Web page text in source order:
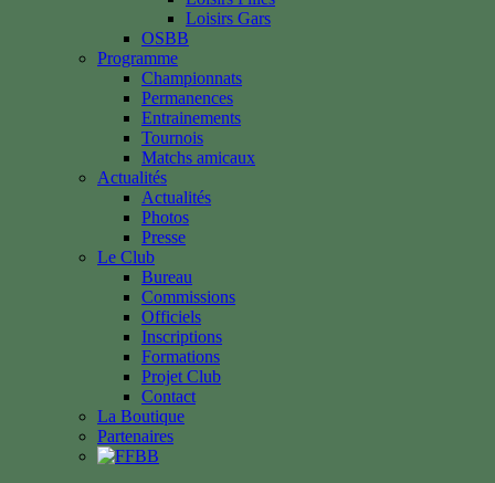
Loisirs Gars
OSBB
Programme
Championnats
Permanences
Entrainements
Tournois
Matchs amicaux
Actualités
Actualités
Photos
Presse
Le Club
Bureau
Commissions
Officiels
Inscriptions
Formations
Projet Club
Contact
La Boutique
Partenaires